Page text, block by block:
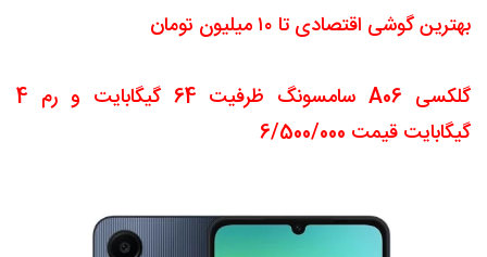
بهترین گوشی اقتصادی تا ۱۰ میلیون تومان
گلکسی A06 سامسونگ ظرفیت 64 گیگابایت و رم 4
گیگابایت قیمت 6/500/000